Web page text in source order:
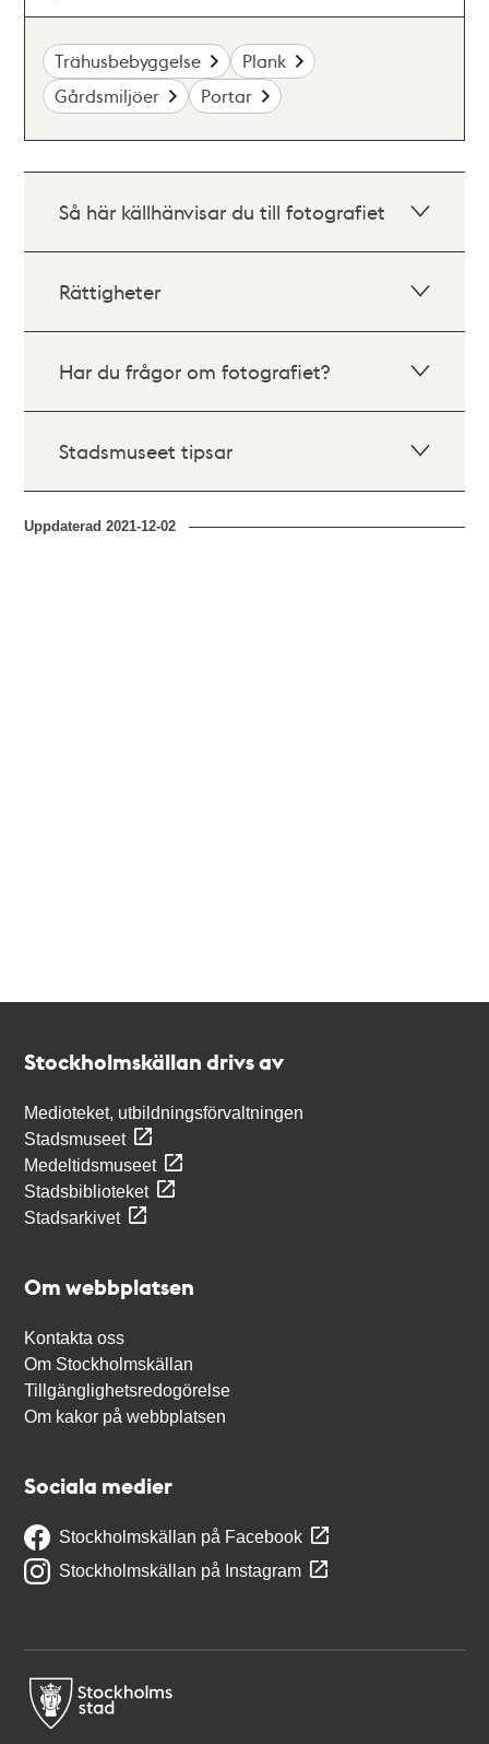
Trähusbebyggelse
Plank
Gårdsmiljöer
Portar
Så här källhänvisar du till fotografiet
Rättigheter
Har du frågor om fotografiet?
Stadsmuseet tipsar
Uppdaterad2021-12-02
Stockholmskällan drivs av
Medioteket, utbildningsförvaltningen
Stadsmuseet
Medeltidsmuseet
Stadsbiblioteket
Stadsarkivet
Om webbplatsen
Kontakta oss
Om Stockholmskällan
Tillgänglighetsredogörelse
Om kakor på webbplatsen
Sociala medier
Stockholmskällan på Facebook
Stockholmskällan på Instagram